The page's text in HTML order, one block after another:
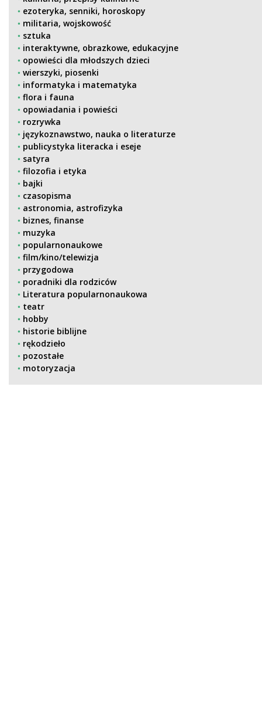
ezoteryka, senniki, horoskopy
militaria, wojskowość
sztuka
interaktywne, obrazkowe, edukacyjne
opowieści dla młodszych dzieci
wierszyki, piosenki
informatyka i matematyka
flora i fauna
opowiadania i powieści
rozrywka
językoznawstwo, nauka o literaturze
publicystyka literacka i eseje
satyra
filozofia i etyka
bajki
czasopisma
astronomia, astrofizyka
biznes, finanse
muzyka
popularnonaukowe
film/kino/telewizja
przygodowa
poradniki dla rodziców
Literatura popularnonaukowa
teatr
hobby
historie biblijne
rękodzieło
pozostałe
motoryzacja